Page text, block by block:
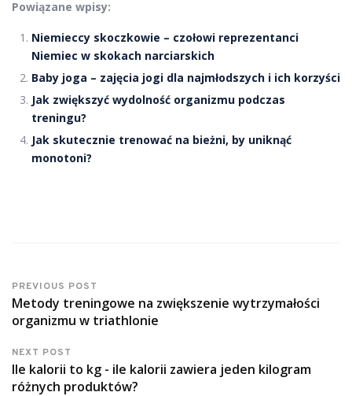
Powiązane wpisy:
Niemieccy skoczkowie – czołowi reprezentanci
Niemiec w skokach narciarskich
Baby joga – zajęcia jogi dla najmłodszych i ich korzyści
Jak zwiększyć wydolność organizmu podczas
treningu?
Jak skutecznie trenować na bieżni, by uniknąć
monotoni?
PREVIOUS POST
Metody treningowe na zwiększenie wytrzymałości
organizmu w triathlonie
NEXT POST
Ile kalorii to kg - ile kalorii zawiera jeden kilogram
różnych produktów?